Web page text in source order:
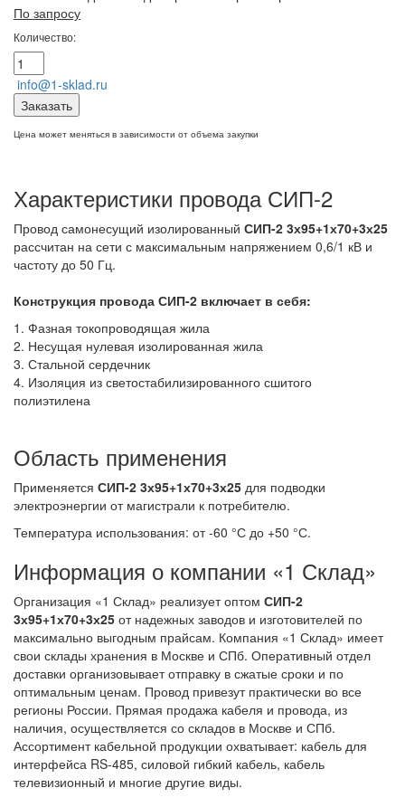
По запросу
Количество:
info@1-sklad.ru
Заказать
Цена может меняться в зависимости от объема закупки
Характеристики провода СИП-2
Провод самонесущий изолированный СИП-2 3х95+1х70+3х25
рассчитан на сети с максимальным напряжением 0,6/1 кВ и
частоту до 50 Гц.
Конструкция провода СИП-2 включает в себя:
1. Фазная токопроводящая жила
2. Несущая нулевая изолированная жила
3. Стальной сердечник
4. Изоляция из светостабилизированного сшитого
полиэтилена
Область применения
Применяется СИП-2 3х95+1х70+3х25 для подводки
электроэнергии от магистрали к потребителю.
Температура использования: от -60 °С до +50 °С.
Информация о компании «1 Склад»
Организация «1 Склад» реализует оптом СИП-2
3х95+1х70+3х25 от надежных заводов и изготовителей по
максимально выгодным прайсам. Компания «1 Склад» имеет
свои склады хранения в Москве и СПб. Оперативный отдел
доставки организовывает отправку в сжатые сроки и по
оптимальным ценам. Провод привезут практически во все
регионы России. Прямая продажа кабеля и провода, из
наличия, осуществляется со складов в Москве и СПб.
Ассортимент кабельной продукции охватывает: кабель для
интерфейса RS-485, силовой гибкий кабель, кабель
телевизионный и многие другие виды.